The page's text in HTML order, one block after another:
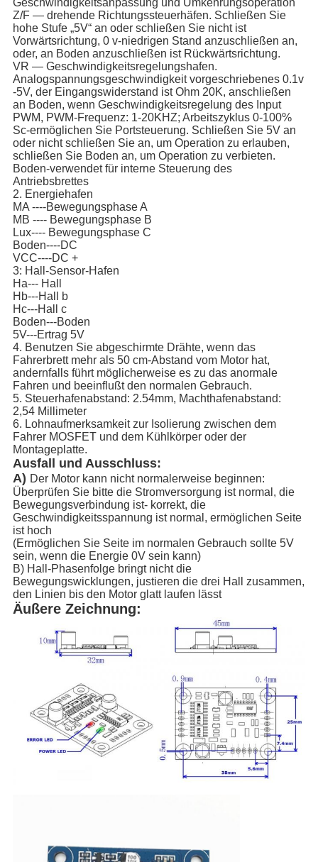
Geschwindigkeitsanpassung und Umkehrungsoperation
Z/F — drehende Richtungssteuerhäfen. Schließen Sie
hohe Stufe „5V“ an oder schließen Sie nicht ist
Vorwärtsrichtung, 0 v-niedrigen Stand anzuschließen an,
oder, an Boden anzuschließen ist Rückwärtsrichtung.
VR — Geschwindigkeitsregelungshafen.
Analogspannungsgeschwindigkeit vorgeschriebenes 0.1v
-5V, der Eingangswiderstand ist Ohm 20K, anschließen
an Boden, wenn Geschwindigkeitsregelung des Input
PWM, PWM-Frequenz: 1-20KHZ; Arbeitszyklus 0-100%
Sc-ermöglichen Sie Portsteuerung. Schließen Sie 5V an
oder nicht schließen Sie an, um Operation zu erlauben,
schließen Sie Boden an, um Operation zu verbieten.
Boden-verwendet für interne Steuerung des
Antriebsbrettes
2. Energiehafen
MA ----Bewegungsphase A
MB ---- Bewegungsphase B
Lux---- Bewegungsphase C
Boden----DC
VCC----DC +
3: Hall-Sensor-Hafen
Ha--- Hall
Hb---Hall b
Hc---Hall c
Boden---Boden
5V---Ertrag 5V
4. Benutzen Sie abgeschirmte Drähte, wenn das
Fahrerbrett mehr als 50 cm-Abstand vom Motor hat,
andernfalls führt möglicherweise es zu das anormale
Fahren und beeinflußt den normalen Gebrauch.
5. Steuerhafenabstand: 2.54mm, Machthafenabstand:
2,54 Millimeter
6. Lohnaufmerksamkeit zur Isolierung zwischen dem
Fahrer MOSFET und dem Kühlkörper oder der
Montageplatte.
Ausfall und Ausschluss:
A) Der Motor kann nicht normalerweise beginnen:
Überprüfen Sie bitte die Stromversorgung ist normal, die
Bewegungsverbindung ist- korrekt, die
Geschwindigkeitsspannung ist normal, ermöglichen Seite
ist hoch
(Ermöglichen Sie Seite im normalen Gebrauch sollte 5V
sein, wenn die Energie 0V sein kann)
B) Hall-Phasenfolge bringt nicht die
Bewegungswicklungen, justieren die drei Hall zusammen,
den Linien bis den Motor glatt laufen lässt
Äußere Zeichnung: